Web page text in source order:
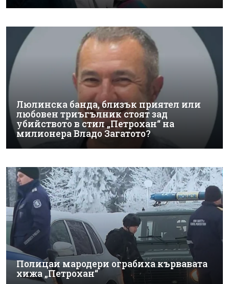
Люлинска банда, близък приятел или
любовен триъгълник стоят зад
убийството в стил „Петрохан“ на
милионера Владо Загатото?
Полицаи мародери ограбиха кървавата
хижа „Петрохан“